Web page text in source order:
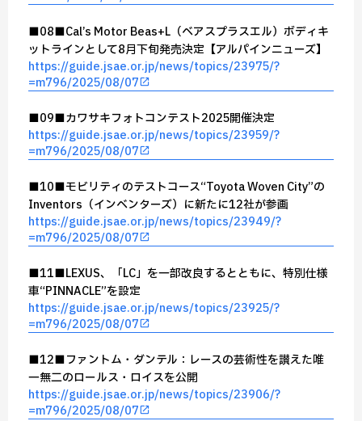
■08■Cal’s Motor Beas+L（ベアスプラスエル）ボディキ
ットラインとして8月下旬発売決定【アルパインニューズ】
https://guide.jsae.or.jp/news/topics/23975/?
=m796/2025/08/07
■09■カワサキフォトコンテスト2025開催決定
https://guide.jsae.or.jp/news/topics/23959/?
=m796/2025/08/07
■10■モビリティのテストコース“Toyota Woven City”の
Inventors（インベンターズ）に新たに12社が参画
https://guide.jsae.or.jp/news/topics/23949/?
=m796/2025/08/07
■11■LEXUS、「LC」を一部改良するとともに、特別仕様
車“PINNACLE”を設定
https://guide.jsae.or.jp/news/topics/23925/?
=m796/2025/08/07
■12■ファントム・ダンテル：レースの芸術性を讃えた唯
一無二のロールス・ロイスを公開
https://guide.jsae.or.jp/news/topics/23906/?
=m796/2025/08/07